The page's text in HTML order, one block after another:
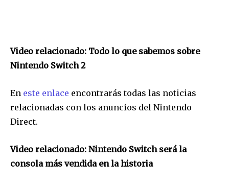
Para suscribirte, solo escribe tu dirección de correo eletrónico
y da click en el botón de "suscribir". No te preocupes,
respetamos tu privacidad y no enviaremos correo basura a tu
SUSCRIBIR
Video relacionado: Todo lo que sabemos sobre
Nintendo Switch 2
En este enlace encontrarás todas las noticias
relacionadas con los anuncios del Nintendo
Direct.
Video relacionado: Nintendo Switch será la
consola más vendida en la historia